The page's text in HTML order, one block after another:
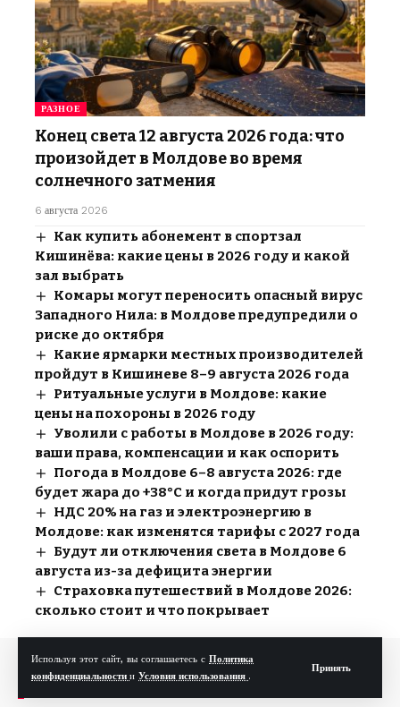
Используя этот сайт, вы соглашаетесь с Политика
конфиденциальности и Условия использования .
Принять
РАЗНОЕ
Конец света 12 августа 2026 года: что
произойдет в Молдове во время
солнечного затмения
6 августа 2026
Как купить абонемент в спортзал
Кишинёва: какие цены в 2026 году и какой
зал выбрать
Комары могут переносить опасный вирус
Западного Нила: в Молдове предупредили о
риске до октября
Какие ярмарки местных производителей
пройдут в Кишиневе 8–9 августа 2026 года
Ритуальные услуги в Молдове: какие
цены на похороны в 2026 году
Уволили с работы в Молдове в 2026 году:
ваши права, компенсации и как оспорить
Погода в Молдове 6–8 августа 2026: где
будет жара до +38°C и когда придут грозы
НДС 20% на газ и электроэнергию в
Молдове: как изменятся тарифы с 2027 года
Будут ли отключения света в Молдове 6
августа из-за дефицита энергии
Страховка путешествий в Молдове 2026:
сколько стоит и что покрывает